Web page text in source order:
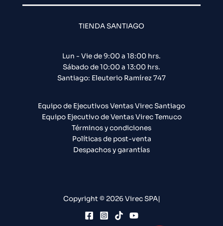
TIENDA SANTIAGO
Lun - Vie de 9:00 a 18:00 hrs.
Sábado de 10:00 a 13:00 hrs.
Santiago: Eleuterio Ramírez 747​
Equipo de Ejecutivos Ventas Virec Santiago
Equipo Ejecutivo de Ventas Virec Temuco
Términos y condiciones
Políticas de post-venta
Despachos y garantías
Copyright © 2026 Virec SPA|